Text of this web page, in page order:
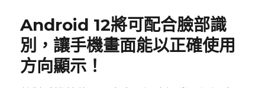
Android 12將可配合臉部識
別，讓手機畫面能以正確使用
方向顯示！